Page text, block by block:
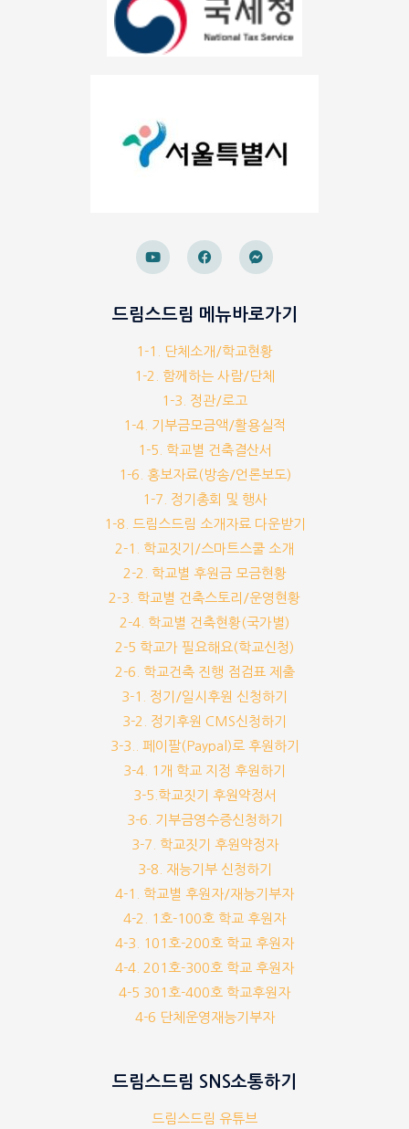
드림스드림 메뉴바로가기
1-1. 단체소개/학교현황
1-2. 함께하는 사람/단체
1-3. 정관/로고
1-4. 기부금모금액/활용실적
1-5. 학교별 건축결산서
1-6. 홍보자료(방송/언론보도)
1-7. 정기총회 및 행사
1-8. 드림스드림 소개자료 다운받기
2-1. 학교짓기/스마트스쿨 소개
2-2. 학교별 후원금 모금현황
2-3. 학교별 건축스토리/운영현황
2-4. 학교별 건축현황(국가별)
2-5 학교가 필요해요(학교신청)
2-6. 학교건축 진행 점검표 제출
3-1. 정기/일시후원 신청하기
3-2. 정기후원 CMS신청하기
3-3.. 페이팔(Paypal)로 후원하기
3-4. 1개 학교 지정 후원하기
3-5.학교짓기 후원약정서
3-6. 기부금영수증신청하기
3-7. 학교짓기 후원약정자
3-8. 재능기부 신청하기
4-1. 학교별 후원자/재능기부자
4-2. 1호-100호 학교 후원자
4-3. 101호-200호 학교 후원자
4-4. 201호-300호 학교 후원자
4-5 301호-400호 학교후원자
4-6 단체운영재능기부자
드림스드림 SNS소통하기
드림스드림 유튜브